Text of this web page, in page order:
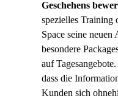
Geschehens
spezielles Training
Space seine
besondere
auf
dass die
Kunden sich